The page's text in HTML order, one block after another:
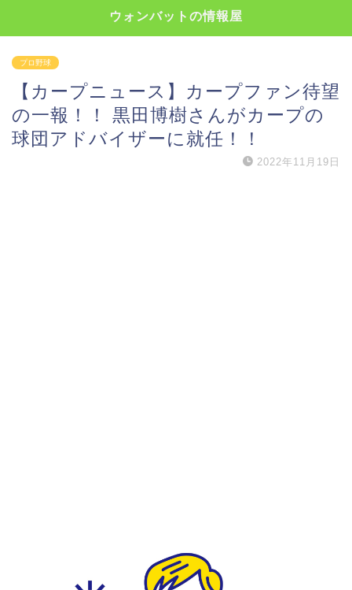
ウォンバットの情報屋
プロ野球
【カープニュース】カープファン待望
の一報！！ 黒田博樹さんがカープの
球団アドバイザーに就任！！
2022年11月19日